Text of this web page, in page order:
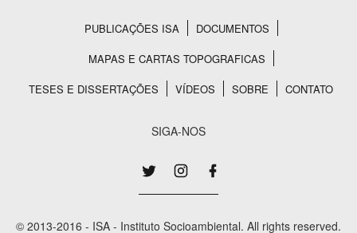
Rodapé
PUBLICAÇÕES ISA
DOCUMENTOS
MAPAS E CARTAS TOPOGRAFICAS
TESES E DISSERTAÇÕES
VÍDEOS SOBRE CONTATO
SIGA-NOS
© 2013-2016 - ISA - Instituto Socioambiental. All rights reserved.